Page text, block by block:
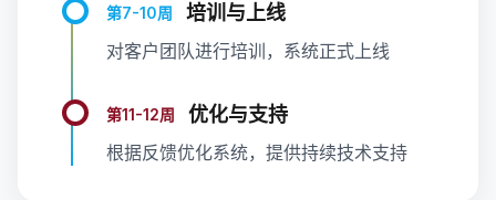
第7-10周 培训与上线
对客户团队进行培训，系统正式上线
第11-12周 优化与支持
根据反馈优化系统，提供持续技术支持